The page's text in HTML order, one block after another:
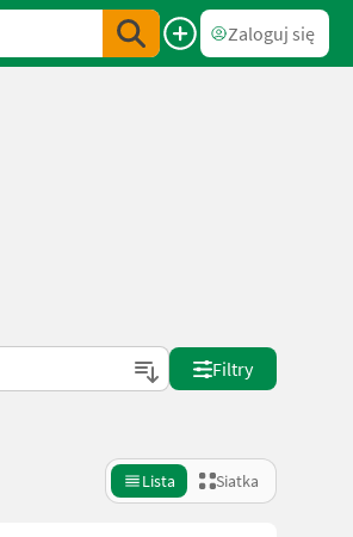
Zaloguj się
Filtry
Lista Siatka